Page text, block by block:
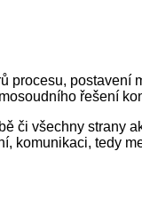
postavení
řešení
či všechny strany
komunikaci, tedy